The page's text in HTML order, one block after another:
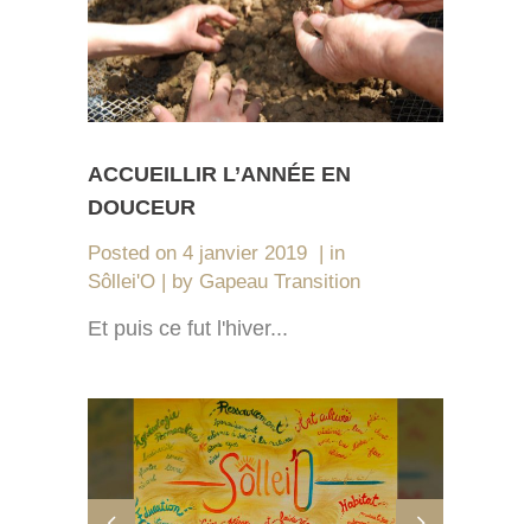
ACCUEILLIR L’ANNÉE EN
DOUCEUR
Posted on 4 janvier 2019
in
Sôllei'O
by Gapeau Transition
Et puis ce fut l'hiver...